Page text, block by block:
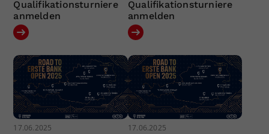
Qualifikationsturniere
anmelden
Qualifikationsturniere
anmelden
17.06.2025 17.06.2025